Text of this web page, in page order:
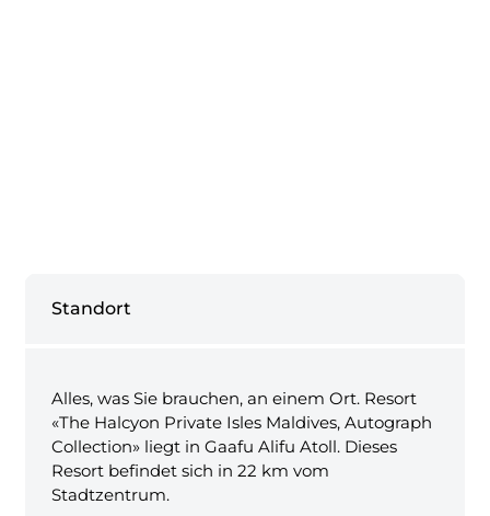
Standort
Alles, was Sie brauchen, an einem Ort. Resort
«The Halcyon Private Isles Maldives, Autograph
Collection» liegt in Gaafu Alifu Atoll. Dieses
Resort befindet sich in 22 km vom
Stadtzentrum.